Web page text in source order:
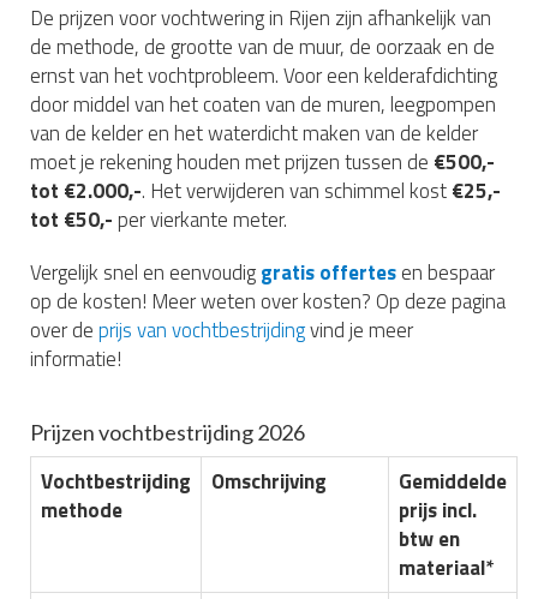
De prijzen voor vochtwering in Rijen zijn afhankelijk van
de methode, de grootte van de muur, de oorzaak en de
ernst van het vochtprobleem. Voor een kelderafdichting
door middel van het coaten van de muren, leegpompen
van de kelder en het waterdicht maken van de kelder
moet je rekening houden met prijzen tussen de €500,-
tot €2.000,-. Het verwijderen van schimmel kost€25,-
tot €50,- per vierkante meter.
Vergelijk snel en eenvoudiggratis offertesen bespaar
op de kosten! Meer weten over kosten? Op deze pagina
over deprijs van vochtbestrijdingvind je meer
informatie!
Prijzen vochtbestrijding 2026
Vochtbestrijding
methode
Omschrijving
Gemiddelde
prijs incl.
btw en
materiaal*